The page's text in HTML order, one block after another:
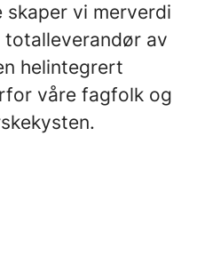
skaper vi merverdi
totalleverandør av
helintegrert
våre fagfolk og